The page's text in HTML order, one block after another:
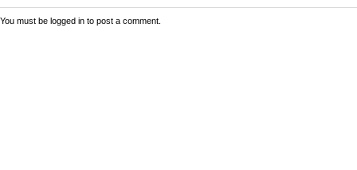
You must be logged in to post a comment.